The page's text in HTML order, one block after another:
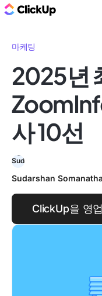
마케팅
2025년
사 10선
Sudarshan
ClickUp을 영